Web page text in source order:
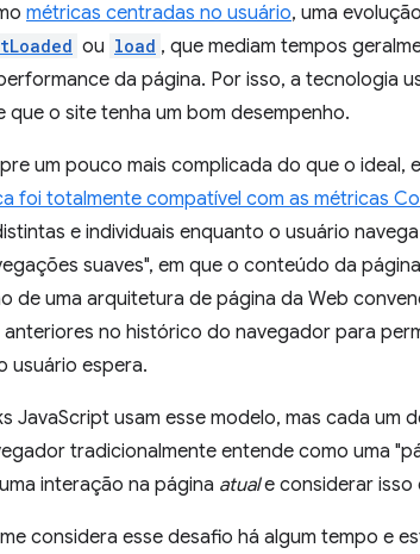
métricas centradas no usuário, uma
ou load , que mediam tempos
da página. Por isso, a tecnologia
o site tenha um bom desempenho.
um pouco mais complicada do que o
foi totalmente compatível com as métricas
e individuais enquanto o usuário
suaves", em que o conteúdo da
de uma arquitetura de página da Web
anteriores no histórico do navegador para
usuário espera.
JavaScript usam esse modelo, mas cada um
tradicionalmente entende como uma
interação na página atuale considerar isso
considera esse desafio há algum tempo e